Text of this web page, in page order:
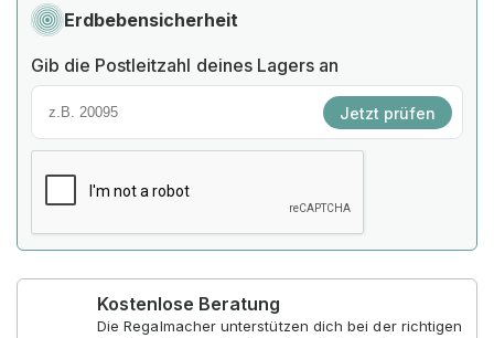
Erdbebensicherheit
Gib die Postleitzahl deines Lagers an
Jetzt prüfen
Kostenlose Beratung
Die Regalmacher unterstützen dich bei der richtigen